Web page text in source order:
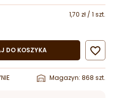
1,70 zł / 1 szt.
DO KOSZYKA 
Magazyn: 868 szt.